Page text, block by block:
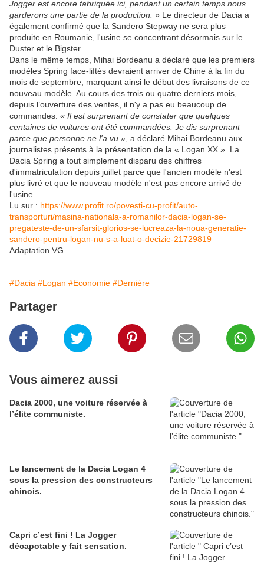
Jogger est encore fabriquée ici, pendant un certain temps nous
garderons une partie de la production. » Le directeur de Dacia a
également confirmé que la Sandero Stepway ne sera plus
produite en Roumanie, l'usine se concentrant désormais sur le
Duster et le Bigster.
Dans le même temps, Mihai Bordeanu a déclaré que les premiers
modèles Spring face-liftés devraient arriver de Chine à la fin du
mois de septembre, marquant ainsi le début des livraisons de ce
nouveau modèle. Au cours des trois ou quatre derniers mois,
depuis l’ouverture des ventes, il n'y a pas eu beaucoup de
commandes. « Il est surprenant de constater que quelques
centaines de voitures ont été commandées. Je dis surprenant
parce que personne ne l'a vu » , a déclaré Mihai Bordeanu aux
journalistes présents à la présentation de la « Logan XX ». La
Dacia Spring a tout simplement disparu des chiffres
d'immatriculation depuis juillet parce que l'ancien modèle n'est
plus livré et que le nouveau modèle n'est pas encore arrivé de
l'usine.
Lu sur : https://www.profit.ro/povesti-cu-profit/auto-
transporturi/masina-nationala-a-romanilor-dacia-logan-se-
pregateste-de-un-sfarsit-glorios-se-lucreaza-la-noua-generatie-
sandero-pentru-logan-nu-s-a-luat-o-decizie-21729819
Adaptation VG
#Dacia #Logan #Economie #Dernière
Partager
Vous aimerez aussi
Dacia 2000, une voiture réservée à
l’élite communiste.
Le lancement de la Dacia Logan 4
sous la pression des constructeurs
chinois.
Capri c’est fini ! La Jogger
décapotable y fait sensation.